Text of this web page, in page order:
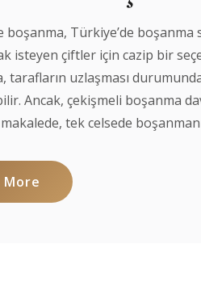
boşanma, Türkiye’de boşanma
isteyen çiftler için cazip bir
tarafların uzlaşması
Ancak, çekişmeli boşanma
tek celsede
More